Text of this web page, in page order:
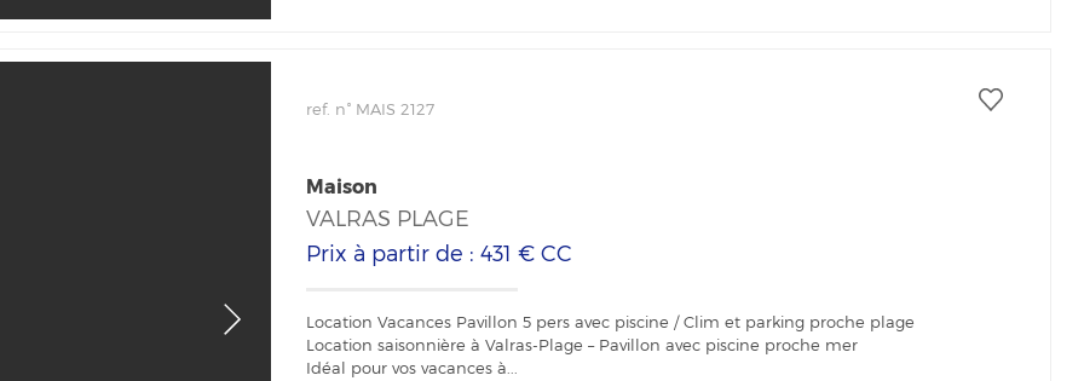
ref. n° MAIS 2127
Maison
VALRAS PLAGE
Prix à partir de : 431 €CC
Location Vacances Pavillon 5 pers avec piscine / Clim et parking proche plage
Location saisonnière à Valras-Plage – Pavillon avec piscine proche mer
Idéal pour vos vacances à...